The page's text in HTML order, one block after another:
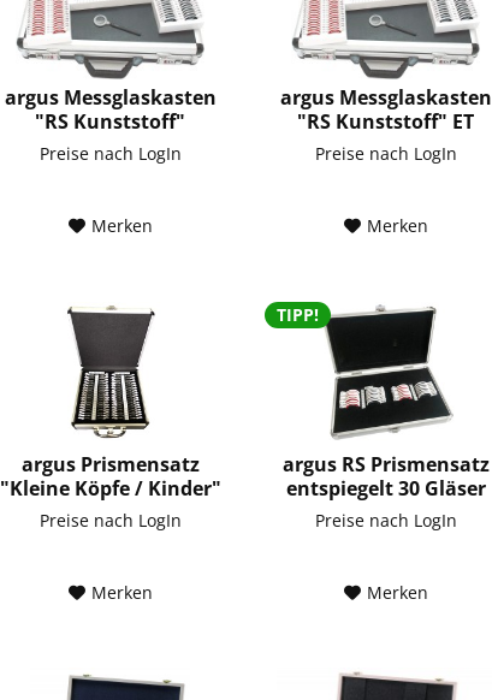
argus Messglaskasten
"RS Kunststoff"
Preise nach LogIn
Merken
argus Messglaskasten
"RS Kunststoff" ET
Preise nach LogIn
Merken
argus Prismensatz
"Kleine Köpfe / Kinder"
Preise nach LogIn
Merken
TIPP!
argus RS Prismensatz
entspiegelt 30 Gläser
Preise nach LogIn
Merken